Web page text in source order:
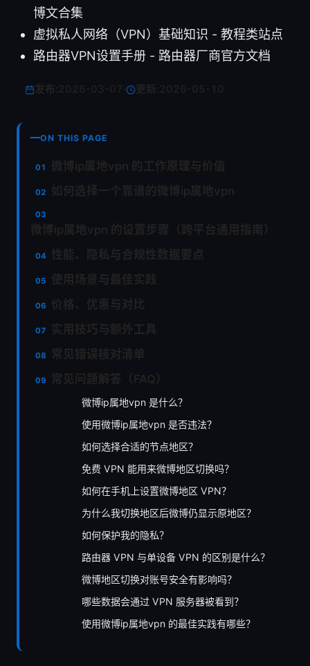
博文合集
虚拟私人网络（VPN）基础知识 - 教程类站点
路由器VPN设置手册 - 路由器厂商官方文档
更新:
ON THIS PAGE
微博ip属地vpn 是什么？
使用微博ip属地vpn 是否违法？
如何选择合适的节点地区？
免费 VPN 能用来微博地区切换吗？
如何在手机上设置微博地区 VPN？
为什么我切换地区后微博仍显示原地区？
如何保护我的隐私？
路由器 VPN 与单设备 VPN 的区别是什么？
微博地区切换对账号安全有影响吗？
哪些数据会通过 VPN 服务器被看到？
使用微博ip属地vpn 的最佳实践有哪些？